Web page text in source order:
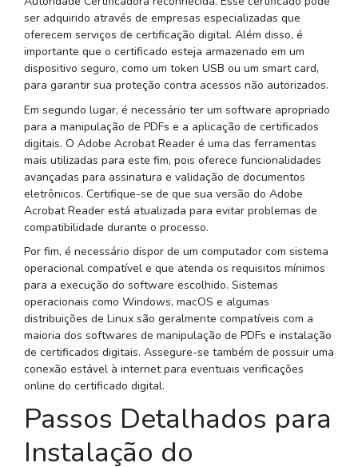
ser adquirido através de empresas especializadas que
oferecem serviços de certificação digital. Além disso, é
importante que o certificado esteja armazenado em um
dispositivo seguro, como um token USB ou um smart card,
para garantir sua proteção contra acessos não autorizados.
Em segundo lugar, é necessário ter um software apropriado
para a manipulação de PDFs e a aplicação de certificados
digitais. O Adobe Acrobat Reader é uma das ferramentas
mais utilizadas para este fim, pois oferece funcionalidades
avançadas para assinatura e validação de documentos
eletrônicos. Certifique-se de que sua versão do Adobe
Acrobat Reader está atualizada para evitar problemas de
compatibilidade durante o processo.
Por fim, é necessário dispor de um computador com sistema
operacional compatível e que atenda os requisitos mínimos
para a execução do software escolhido. Sistemas
operacionais como Windows, macOS e algumas
distribuições de Linux são geralmente compatíveis com a
maioria dos softwares de manipulação de PDFs e instalação
de certificados digitais. Assegure-se também de possuir uma
conexão estável à internet para eventuais verificações
online do certificado digital.
Passos Detalhados para
Instalação do